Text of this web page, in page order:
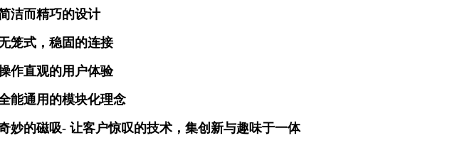
洁而精巧的设计
笼式，稳固的连接
作直观的用户体验
能通用的模块化理念
妙的磁吸- 让客户惊叹的技术，集创新与趣味于一体